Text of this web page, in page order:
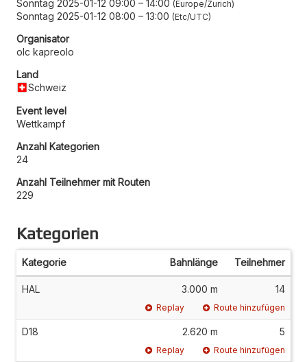
Sonntag 2025-01-12 09:00 – 14:00 Europe/Zurich
Sonntag 2025-01-12 08:00 – 13:00 Etc/UTC
Organisator
olc kapreolo
Land
Schweiz
Event level
Wettkampf
Anzahl Kategorien
24
Anzahl Teilnehmer mit Routen
229
Kategorien
Kategorie Bahnlänge Teilnehmer
HAL 3.000 m 14
Replay Route hinzufügen
D18 2.620 m 5
Replay Route hinzufügen